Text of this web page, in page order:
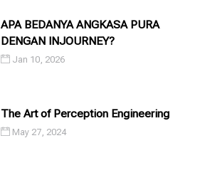
APA BEDANYA ANGKASA PURA
DENGAN INJOURNEY?
Jan 10, 2026
The Art of Perception Engineering
May 27, 2024